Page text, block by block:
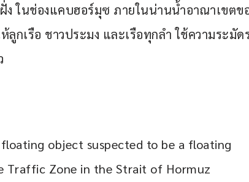
ง ในช่องแคบฮอร์มุซ ภายในน่านน้ำอาณาเขตข
กเรือ ชาวประมง และเรือทุกลำ ใช้ความระมัด
object suspected to be a floating
Traffic Zone in the Strait of Hormuz